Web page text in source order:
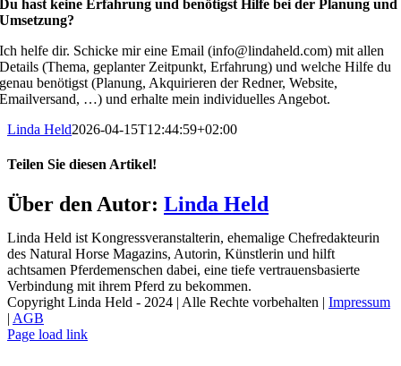
Du hast keine Erfahrung und benötigst Hilfe bei der Planung und
Umsetzung?
Ich helfe dir. Schicke mir eine Email (info@lindaheld.com) mit allen
Details (Thema, geplanter Zeitpunkt, Erfahrung) und welche Hilfe du
genau benötigst (Planung, Akquirieren der Redner, Website,
Emailversand, …) und erhalte mein individuelles Angebot.
Linda Held2026-04-15T12:44:59+02:00
Teilen Sie diesen Artikel!
Facebook
X
Reddit
LinkedIn
WhatsApp
Telegram
Tumblr
Pinterest
Vk
Xing
E-
Mail
Über den Autor: Linda Held
Linda Held ist Kongressveranstalterin, ehemalige Chefredakteurin
des Natural Horse Magazins, Autorin, Künstlerin und hilft
achtsamen Pferdemenschen dabei, eine tiefe vertrauensbasierte
Verbindung mit ihrem Pferd zu bekommen.
Copyright Linda Held - 2024 | Alle Rechte vorbehalten | Impressum
| AGB
Facebook
Facebook
Instagram
Page load link